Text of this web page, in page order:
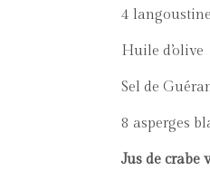
4
Huile d’olive
Sel de
8 asperges
Jus de crabe